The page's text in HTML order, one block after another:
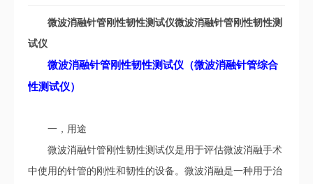
微波消融针管刚性韧性测试仪微波消融针管刚性韧性测
试仪
微波消融针管刚性韧性测试仪 （微波消融针管综合
性测试仪）
一，用途
微波消融针管刚性韧性测试仪是用于评估微波消融手术
中使用的针管的刚性和韧性的设备。微波消融是一种用于治